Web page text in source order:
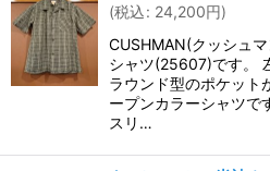
(税込: 24,200円)
CUSHMAN(クッシュ
シャツ(25607)です。
ラウンド型のポケット
ープンカラーシャツで
スリ…